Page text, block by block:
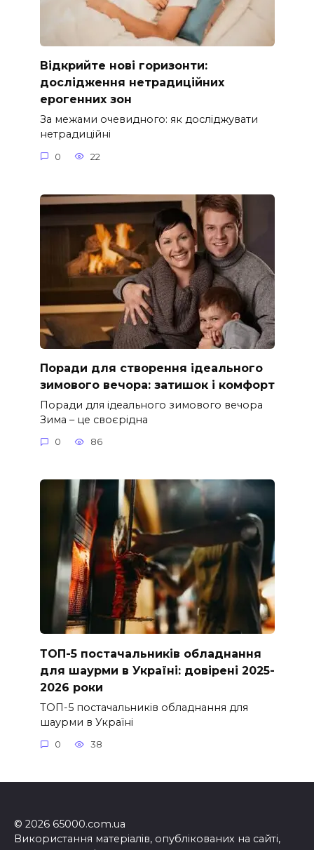
Відкрийте нові горизонти:
дослідження нетрадиційних
ерогенних зон
За межами очевидного: як досліджувати
нетрадиційні
0 22
Поради для створення ідеального
зимового вечора: затишок і комфорт
Поради для ідеального зимового вечора
Зима – це своєрідна
0 86
ТОП-5 постачальників обладнання
для шаурми в Україні: довірені 2025-
2026 роки
ТОП-5 постачальників обладнання для
шаурми в Україні
0 38
© 2026 65000.com.ua
Використання матеріалів, опублікованих на сайті,